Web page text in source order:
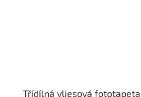
Třídílná vliesová